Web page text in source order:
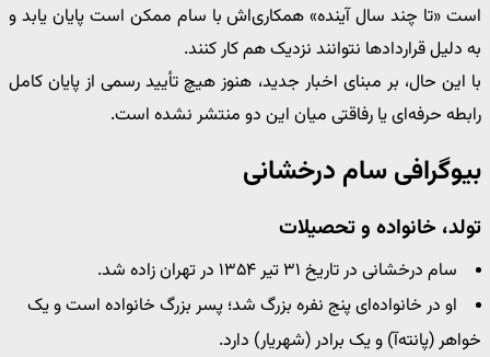
است «تا چند سال آینده» همکاری‌اش با سام ممکن است پایان یابد و
به دلیل قراردادها نتوانند نزدیک هم کار کنند.
با این حال، بر مبنای اخبار جدید، هنوز هیچ تأیید رسمی از پایان کامل
رابطه حرفه‌ای یا رفاقتی میان این دو منتشر نشده است.
بیوگرافی سام درخشانی
تولد، خانواده و تحصیلات
سام درخشانی در تاریخ ۳۱ تیر ۱۳۵۴ در تهران زاده شد.
او در خانواده‌ای پنج نفره بزرگ شد؛ پسر بزرگ خانواده است و یک
خواهر (پانته‌آ) و یک برادر (شهریار) دارد.